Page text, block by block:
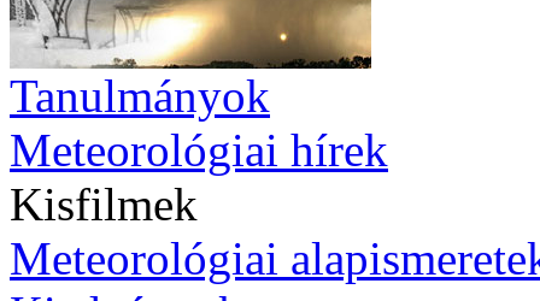
Tanulmányok
Meteorológiai hírek
Kisfilmek
Meteorológiai